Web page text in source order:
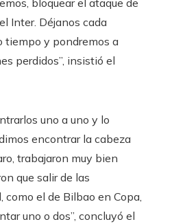
Inter. Déjanos cada
tiempo y pondremos a
perdidos”, insistió el
uno a uno y lo
encontrar la cabeza
trabajaron muy bien
que salir de las
como el de Bilbao en Copa,
uno o dos”, concluyó el